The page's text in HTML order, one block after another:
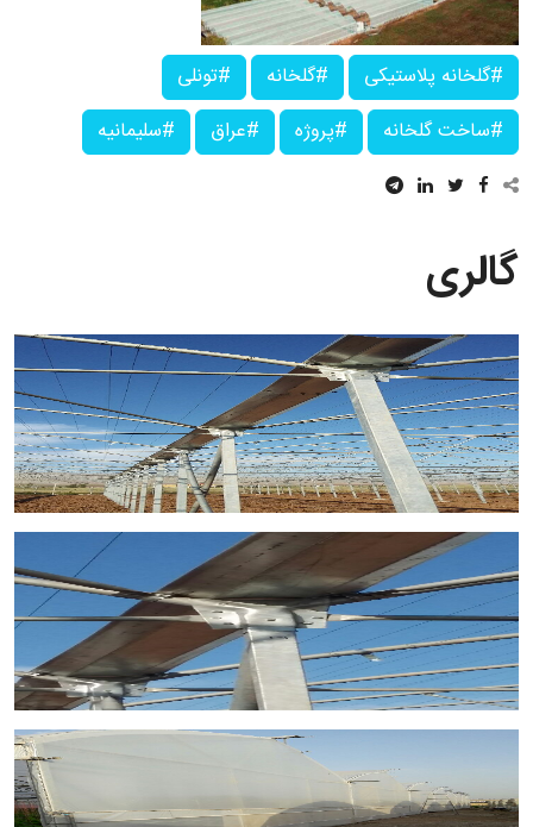
#گلخانه پلاستیکی #گلخانه
#تونلی
#ساخت گلخانه
#پروژه #عراق #سلیمانیه
گالری